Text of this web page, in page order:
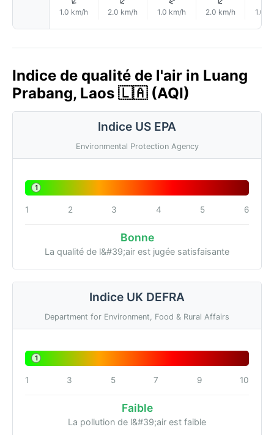
1.0 km/h 2.0 km/h 1.0 km/h 2.0 km/h 1.0
Indice de qualité de l'air in Luang
Prabang, Laos 🇱🇦 (AQI)
Indice US EPA
Environmental Protection Agency
1
1 2 3 4 5 6
Bonne
La qualité de l&#39;air est jugée satisfaisante
Indice UK DEFRA
Department for Environment, Food & Rural Affairs
1
1 3 5 7 9 10
Faible
La pollution de l&#39;air est faible